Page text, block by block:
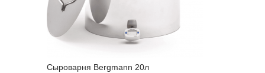
Сыроварня Bergmann 20л